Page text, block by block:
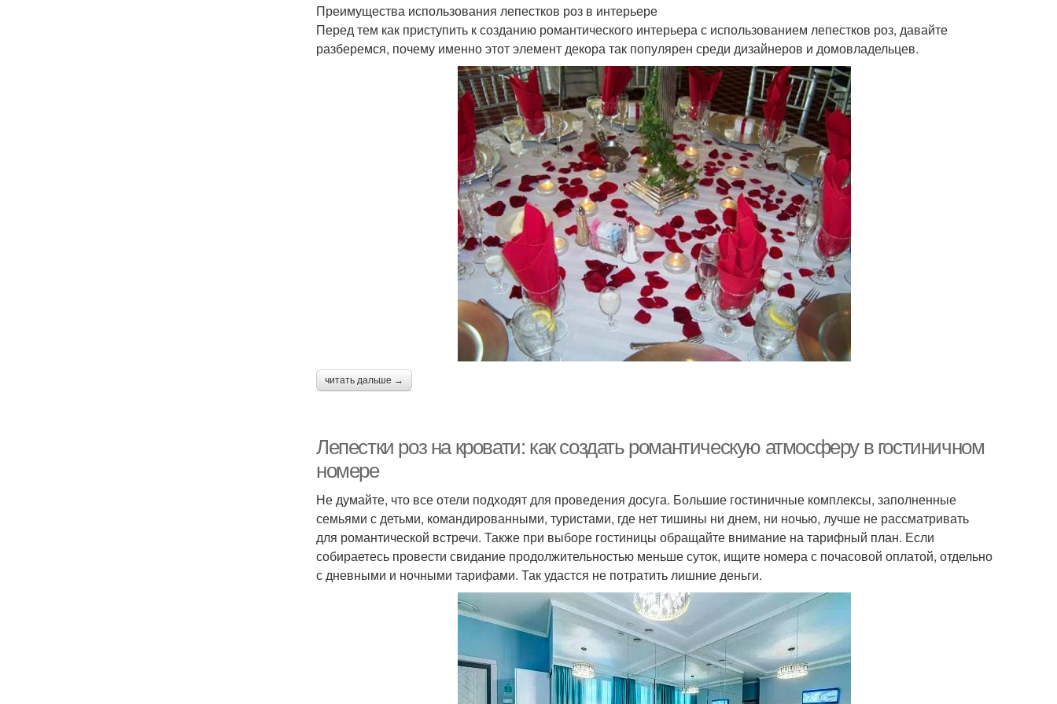
Преимущества использования лепестков роз в интерьере
Перед тем как приступить к созданию романтического интерьера с использованием лепестков роз, давайте
разберемся, почему именно этот элемент декора так популярен среди дизайнеров и домовладельцев.
читать дальше →
Лепестки роз на кровати: как создать романтическую атмосферу в гостиничном
номере
Не думайте, что все отели подходят для проведения досуга. Большие гостиничные комплексы, заполненные
семьями с детьми, командированными, туристами, где нет тишины ни днем, ни ночью, лучше не рассматривать
для романтической встречи. Также при выборе гостиницы обращайте внимание на тарифный план. Если
собираетесь провести свидание продолжительностью меньше суток, ищите номера с почасовой оплатой, отдельно
с дневными и ночными тарифами. Так удастся не потратить лишние деньги.